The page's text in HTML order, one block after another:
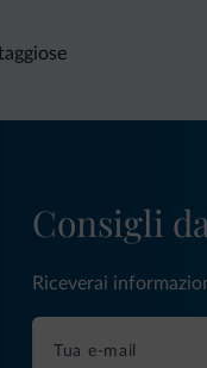
Consigli
Riceverai